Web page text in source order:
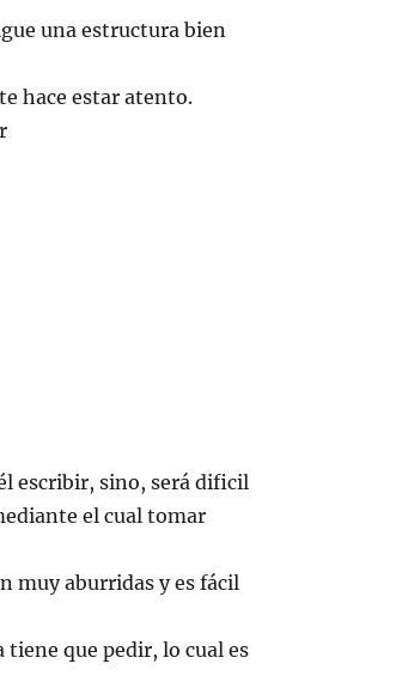
una estructura bien
hace estar atento.
escribir, sino, será dificil
el cual tomar
muy aburridas y es fácil
tiene que pedir, lo cual es